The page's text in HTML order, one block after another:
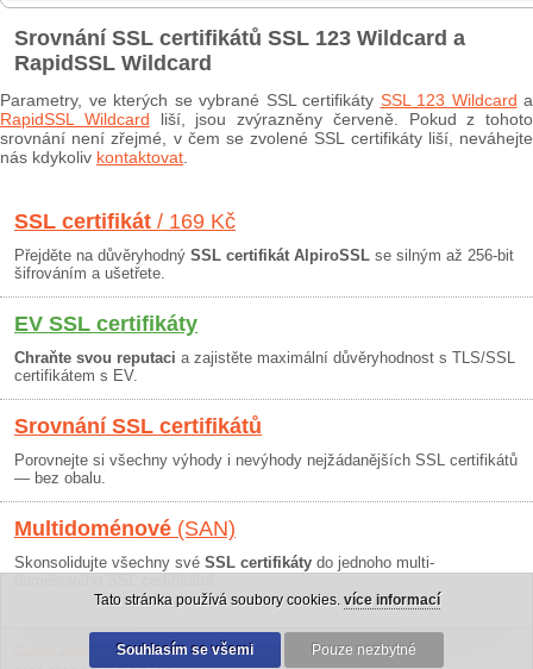
Srovnání SSL certifikátů SSL 123 Wildcard a
RapidSSL Wildcard
Parametry, ve kterých se vybrané SSL certifikáty SSL 123 Wildcard a
RapidSSL Wildcard liší, jsou zvýrazněny červeně. Pokud z tohoto
srovnání není zřejmé, v čem se zvolené SSL certifikáty liší, neváhejte
nás kdykoliv kontaktovat
SSL certifikát / 169 Kč
Přejděte na důvěryhodný SSL certifikát AlpiroSSL se silným až 256-bit
šifrováním a ušetřete.
EV SSL certifikáty
Chraňte svou reputaci a zajistěte maximální důvěryhodnost s TLS/SSL
certifikátem s EV.
Srovnání SSL certifikátů
Porovnejte si všechny výhody i nevýhody nejžádanějších SSL certifikátů
— bez obalu.
Multidoménové (SAN)
Skonsolidujte všechny své SSL certifikáty do jednoho multi-
Obchodní podmínky|30 dní záruka
Tato stránka používá soubory cookies. více informací
Souhlasím se všemi Pouze nezbytné